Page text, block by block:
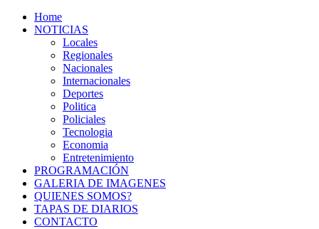
Home
NOTICIAS
Locales
Regionales
Nacionales
Internacionales
Deportes
Politica
Policiales
Tecnologia
Economia
Entretenimiento
PROGRAMACIÓN
GALERIA DE IMAGENES
QUIENES SOMOS?
TAPAS DE DIARIOS
CONTACTO